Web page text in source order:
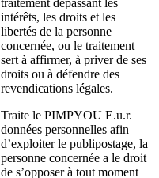
intérêts, les droits et les
libertés de la personne
concernée, ou le traitement
sert à affirmer, à priver de ses
droits ou à défendre des
revendications légales.
Traite le PIMPYOU E.u.r.
données personnelles afin
d’exploiter le publipostage, la
personne concernée a le droit
de s’opposer à tout moment